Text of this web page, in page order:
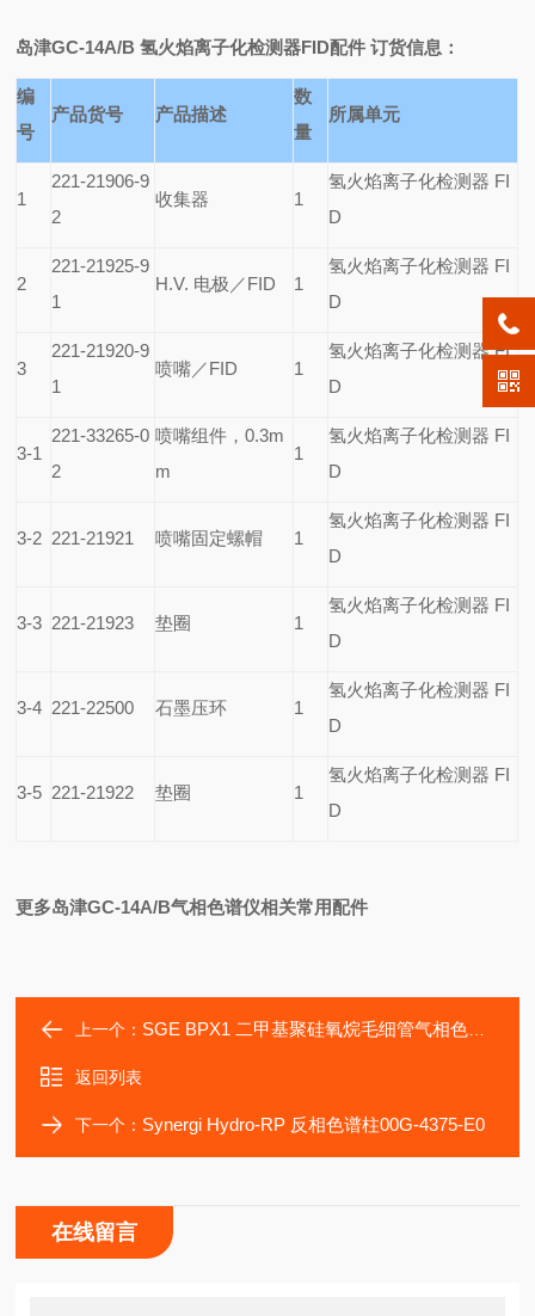
岛津GC-14A/B 氢火焰离子化检测器FID配件 订货信息：
编
号
产品货号 产品描述
数
量
所属单元
1
221-21906-9
2
收集器 1
氢火焰离子化检测器 FI
D
2
221-21925-9
1
H.V. 电极／FID 1
氢火焰离子化检测器 FI
D
3
221-21920-9
1
喷嘴／FID 1
氢火焰离子化检测器 FI
D
3-1
221-33265-0
2
喷嘴组件，0.3m
m
1
氢火焰离子化检测器 FI
D
3-2 221-21921 喷嘴固定螺帽 1
氢火焰离子化检测器 FI
D
3-3 221-21923 垫圈 1
氢火焰离子化检测器 FI
D
3-4 221-22500 石墨压环 1
氢火焰离子化检测器 FI
D
3-5 221-21922 垫圈 1
氢火焰离子化检测器 FI
D
更多岛津GC-14A/B气相色谱仪相关常用配件
上一个： SGE BPX1 二甲基聚硅氧烷毛细管气相色谱柱
返回列表
下一个： Synergi Hydro-RP 反相色谱柱00G-4375-E0
在线留言